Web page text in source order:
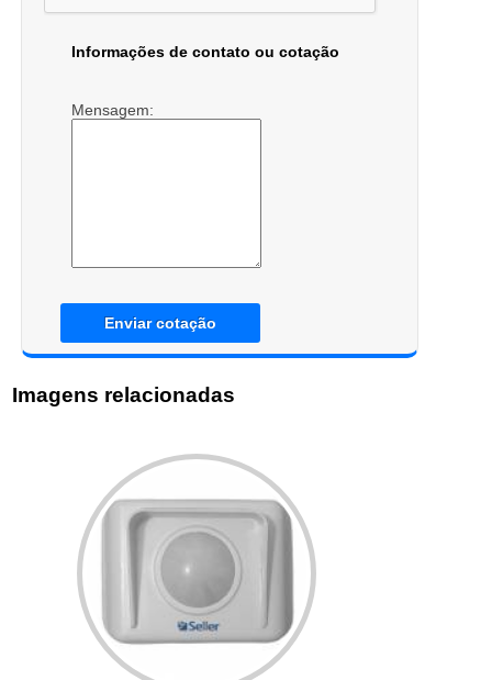
Informações de contato ou cotação
Mensagem:
Enviar cotação
Imagens relacionadas